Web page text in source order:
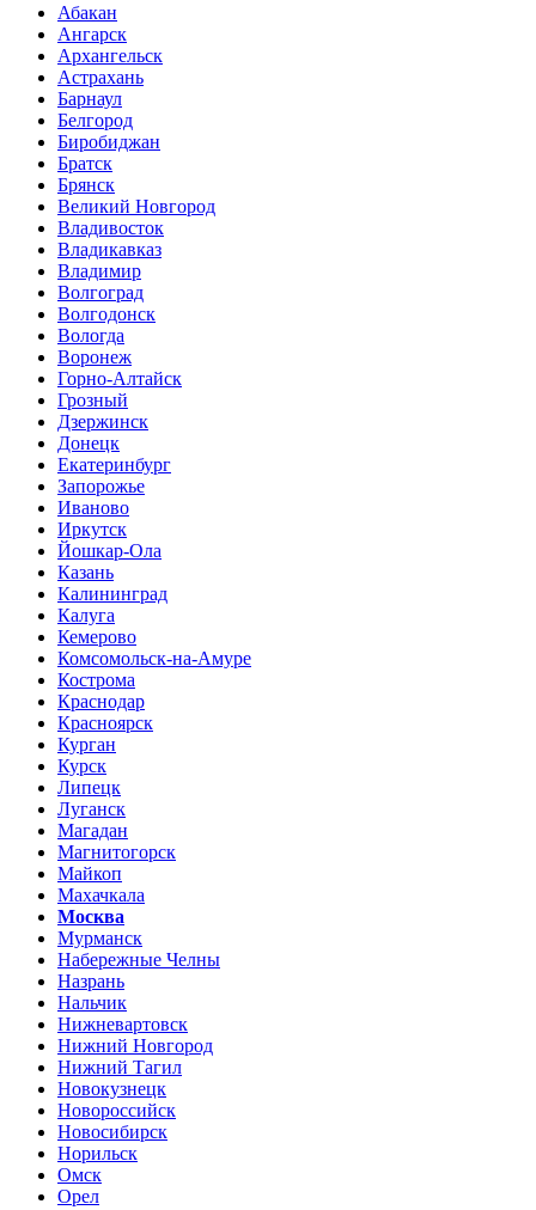
Абакан
Ангарск
Архангельск
Астрахань
Барнаул
Белгород
Биробиджан
Братск
Брянск
Великий Новгород
Владивосток
Владикавказ
Владимир
Волгоград
Волгодонск
Вологда
Воронеж
Горно-Алтайск
Грозный
Дзержинск
Донецк
Екатеринбург
Запорожье
Иваново
Иркутск
Йошкар-Ола
Казань
Калининград
Калуга
Кемерово
Комсомольск-на-Амуре
Кострома
Краснодар
Красноярск
Курган
Курск
Липецк
Луганск
Магадан
Магнитогорск
Майкоп
Махачкала
Москва
Мурманск
Набережные Челны
Назрань
Нальчик
Нижневартовск
Нижний Новгород
Нижний Тагил
Новокузнецк
Новороссийск
Новосибирск
Норильск
Омск
Орел